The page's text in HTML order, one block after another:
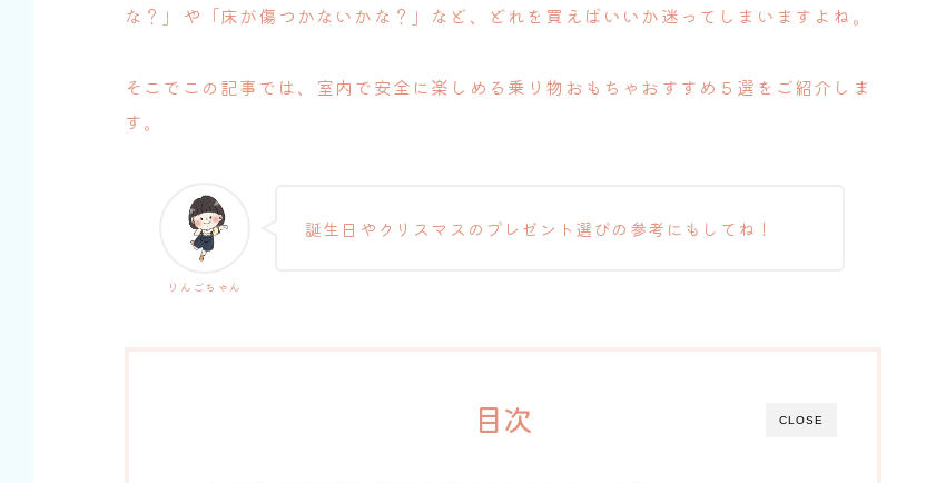
な？」や「床が傷つかないかな？」など、どれを買えばいいか迷ってしまいますよね。
そこでこの記事では、室内で安全に楽しめる乗り物おもちゃおすすめ５選をご紹介しま
す。
りんごちゃん
誕生日やクリスマスのプレゼント選びの参考にもしてね！
CLOSE
目次